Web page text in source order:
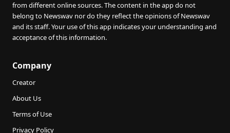
from different online sources. The content in the app do not
belong to Newswav nor do they reflect the opinions of Newswav
and its staff. Your use of this app indicates your understanding and
acceptance of this information.
Company
Creator
About Us
Terms of Use
Privacy Policy